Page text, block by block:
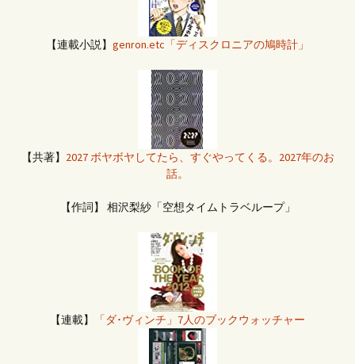
【連載小説】 genron.etc「ディスクロニアの鳩時計」
【共著】 2027 ボヤボヤしてたら、すぐやってくる。2027年のお
話。
【作詞】 相沢梨紗「空想タイムトラベループ」
【連載】 「ダ･ヴィンチ」7人のブックウォッチャー